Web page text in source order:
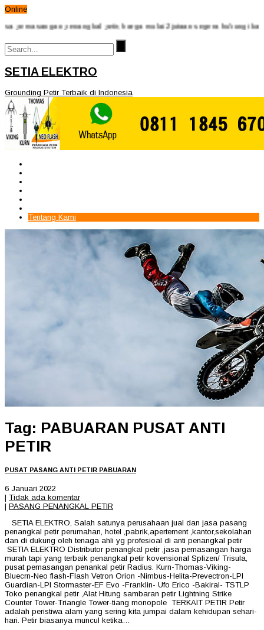
Online
penangkal petir, harga mulai 2jutaan segera hubungi kami via
SETIA ELEKTRO
Grounding Petir Terbaik di Indonesia
Tentang Kami
Tag: PABUARAN PUSAT ANTI
PETIR
PUSAT PASANG ANTI PETIR PABUARAN
6 Januari 2022
| Tidak ada komentar
| PASANG PENANGKAL PETIR
SETIA ELEKTRO, Salah satunya perusahaan jual dan jasa pasang
penangkal petir perumahan, hotel ,pabrik,apertement ,kantor,sekolahan
dan di dukung oleh tenaga ahli yg profesioal di anti penangkal petir
SETIA ELEKTRO Distributor penangkal petir ,jasa pemasangan harga
murah tapi yang terbaik penangkal petir kovensional Splizen/ Trisula,
pusat pemasangan penankal petir Radius. Kurn-Thomas-Viking-
Bluecrn-Neo flash-Flash Vetron Orion -Nimbus-Helita-Prevectron-LPI
Guardian-LPI Stormaster-EF Evo -Franklin- Ufo Erico -Bakiral- TSTLP
Toko penangkal petir ,Alat Hitung sambaran petir Lightning Strike
Counter Tower-Triangle Tower-tiang monopole TERKAIT PETIR Petir
adalah peristiwa alam yang sering kita jumpai dalam kehidupan sehari-
hari. Petir biasanya muncul ketika…